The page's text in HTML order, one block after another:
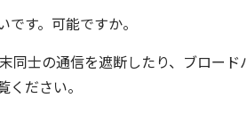
す。可能ですか。
同士の通信を遮断したり、ブロー
ださい。